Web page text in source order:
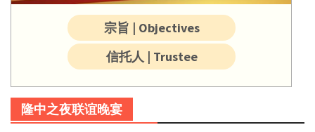
宗旨 | Objectives
信托人 | Trustee
隆中之夜联谊晚宴